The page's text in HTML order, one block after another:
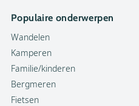
Populaire onderwerpen
Wandelen
Kamperen
Familie/kinderen
Bergmeren
Fietsen